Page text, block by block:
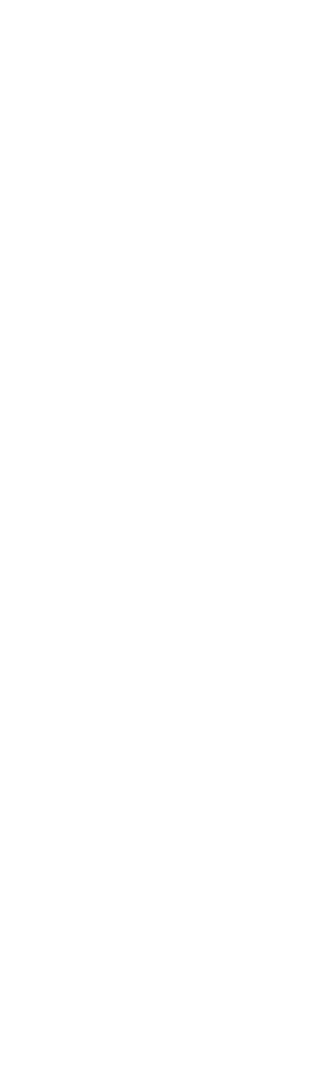
By continuing to browse this
you can access our